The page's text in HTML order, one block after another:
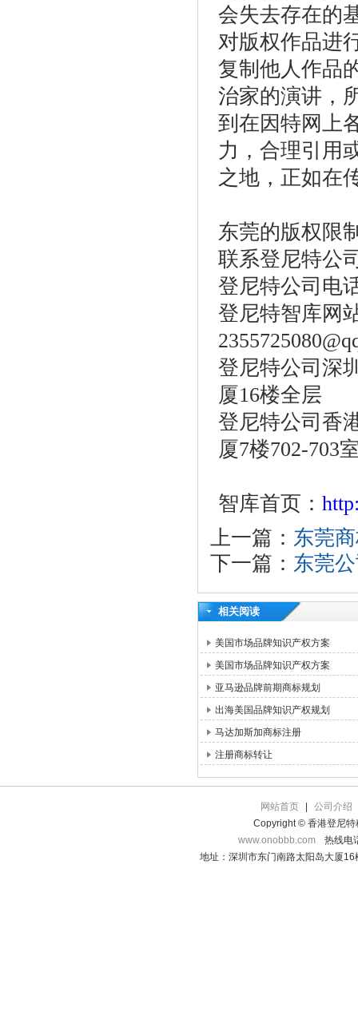
会失去存在的
对版权作品进
复制他人作品
治家的演讲，
到在因特网上
力，合理引用
之地，正如在
东莞的版权限
联系登尼特公
登尼特公司电
登尼特智库网
登尼特公司深
厦16楼全层
登尼特公司香
厦7楼702-703
智库首页：
上一篇： 东莞
下一篇： 东莞
相关阅读
美国市场品牌知识产权方案
美国市场品牌知识产权方案
亚马逊品牌前期商标规划
出海美国品牌知识产权规划
马达加斯加商标注册
注册商标转让
网站首页
公司介绍
Copyright © 香港登尼特
www.onobbb.com
热线电
地址：深圳市东门南路太阳岛大厦